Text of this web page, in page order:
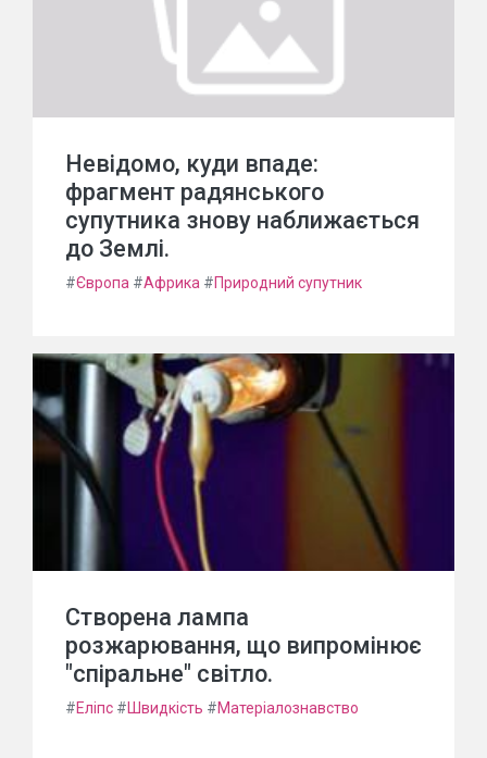
Невідомо, куди впаде:
фрагмент радянського
супутника знову наближається
до Землі.
#Європа #Африка #Природний супутник
Створена лампа
розжарювання, що випромінює
"спіральне" світло.
#Еліпс #Швидкість #Матеріалознавство